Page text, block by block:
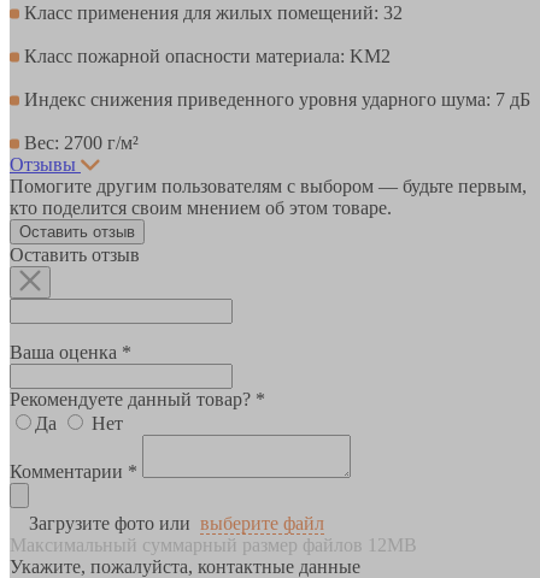
Класс применения для жилых помещений: 32
Класс пожарной опасности материала: KM2
Индекс снижения приведенного уровня ударного шума: 7 дБ
Вес: 2700 г/м²
Отзывы
Помогите другим пользователям с выбором — будьте первым,
кто поделится своим мнением об этом товаре.
Оставить отзыв
Оставить отзыв
Ваша оценка *
Рекомендуете данный товар? *
Да
Нет
Комментарии *
Загрузите фото или выберите файл
Максимальный суммарный размер файлов 12MB
Укажите, пожалуйста, контактные данные